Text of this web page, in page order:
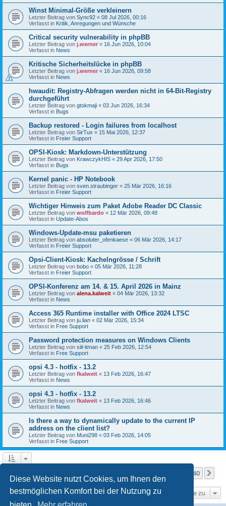
Diese Website nutzt Cookies, um Ihnen den
bestmöglichen Komfort bei der Nutzung zu
Winst Minimal-Größe verkleinern
Letzter Beitrag von Sync92 « 08 Jul 2026, 00:16
Verfasst in Kritik, Anregungen und Wünsche
Critical security vulnerability in phpBB
Letzter Beitrag von j.werner « 16 Jun 2026, 10:04
Verfasst in News
Kritische Sicherheitslücke in phpBB
Letzter Beitrag von j.werner « 16 Jun 2026, 09:58
Verfasst in News
hwaudit: Registry-Abfragen werden nicht in 64-Bit-Registry
durchgeführt
Letzter Beitrag von gtokmaji « 03 Jun 2026, 16:34
Verfasst in Bugs
Backup restored - Login failures from localhost
Letzter Beitrag von SirTux « 15 Mai 2026, 12:37
Verfasst in Freier Support
OPSI-Kiosk: Markdown-Unterstützung
Letzter Beitrag von KrawczykHIS « 29 Apr 2026, 17:50
Verfasst in Bugs
Kernel panic - HP Notebook
Letzter Beitrag von sven.straubinger « 25 Mär 2026, 16:16
Verfasst in Freier Support
Wichtiger Hinweis zum Paket Adobe Reader DC Classic
Letzter Beitrag von wolfbardo « 12 Mär 2026, 09:48
Verfasst in Update-Abos
Windows-Update-msu paketieren
Letzter Beitrag von absoluter_ofenkaese « 06 Mär 2026, 14:17
Verfasst in Freier Support
Opsi-Client-Kiosk: Kachelngrösse / Schrift
Letzter Beitrag von bobo « 05 Mär 2026, 11:28
Verfasst in Freier Support
OPSI-Konferenz am 14. & 15. April 2026 in Mainz
Letzter Beitrag von alena.kalweit « 04 Mär 2026, 13:32
Verfasst in News
Access 365 Runtime installer with Office 2024 LTSC
Letzter Beitrag von ju.lian « 02 Mär 2026, 15:34
Verfasst in Free Support
Password protection measures on Windows Clients
Letzter Beitrag von siil-itman « 25 Feb 2026, 12:54
Verfasst in Free Support
opsi 4.3 - hotfix - 13.2
Letzter Beitrag von fkalweit « 13 Feb 2026, 16:47
Verfasst in News
opsi 4.3 - hotfix - 13.2
Letzter Beitrag von fkalweit « 13 Feb 2026, 16:46
Verfasst in News
Is there a way to dynamically update to the current IP
address on the client list?
Letzter Beitrag von Muni298 « 03 Feb 2026, 14:05
Verfasst in Free Support
40
Gehe zu